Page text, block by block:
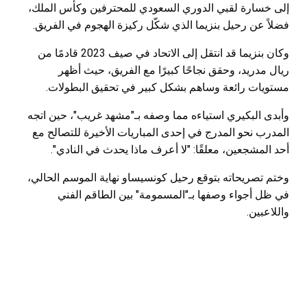
إلى خسارة لقبي الدوري السعودي للمحترفين وكأس الملك،
فضلاً عن رحيل بنزيما الذي شكّل ركيزة الهجوم في الفريق.
وكان بنزيما قد انتقل إلى الاتحاد في صيف 2023 قادمًا من
ريال مدريد، وحقق نجاحًا كبيرًا مع الفريق، حيث أظهر
مستويات رائعة وساهم بشكل كبير في تحقيق البطولات.
وأبدى البكيري استياءه مما وصفه بـ"مشهد غريب"، حين اتجه
المدرب نحو المدرج في إحدى المباريات الأخيرة للتصالح مع
أحد المشجعين، معلقًا: "لا أعرف ماذا يحدث في النادي".
وختم تصريحاته بتوقع رحيل كونسيساو نهاية الموسم الحالي،
في ظل أجواء وصفها بـ"المسمومة" بين الطاقم الفني
واللاعبين.